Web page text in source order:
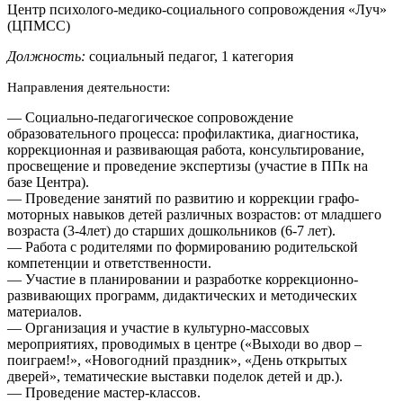
Центр психолого-медико-социального сопровождения «Луч»
(ЦПМСС)
Должность: социальный педагог, 1 категория
Направления деятельности:
— Социально-педагогическое сопровождение
образовательного процесса: профилактика, диагностика,
коррекционная и развивающая работа, консультирование,
просвещение и проведение экспертизы (участие в ППк на
базе Центра).
— Проведение занятий по развитию и коррекции графо-
моторных навыков детей различных возрастов: от младшего
возраста (3-4лет) до старших дошкольников (6-7 лет).
— Работа с родителями по формированию родительской
компетенции и ответственности.
— Участие в планировании и разработке коррекционно-
развивающих программ, дидактических и методических
материалов.
— Организация и участие в культурно-массовых
мероприятиях, проводимых в центре («Выходи во двор –
поиграем!», «Новогодний праздник», «День открытых
дверей», тематические выставки поделок детей и др.).
— Проведение мастер-классов.